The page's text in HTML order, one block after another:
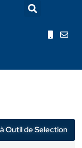
Outil de Selection